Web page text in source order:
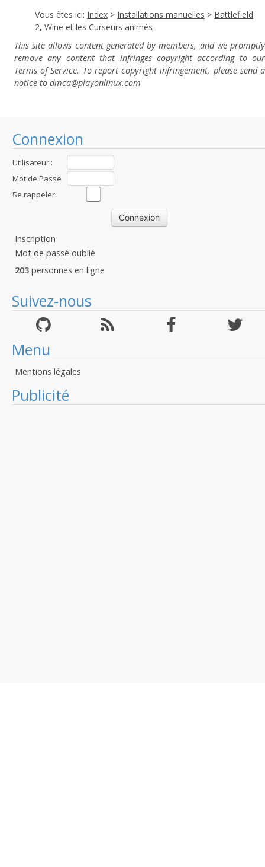
Connexion
Utilisateur :
Mot de Passe
:Se rappeler:
Inscription
Mot de passé oublié
203 personnes en ligne
Suivez-nous
Menu
Mentions légales
Publicité
Vous êtes ici: Index > Installations manuelles > Battlefield
2, Wine et les Curseurs animés
This site allows content generated by members, and we promptly
remove any content that infringes copyright according to our
Terms of Service. To report copyright infringement, please send a
notice to dmca@playonlinux.com